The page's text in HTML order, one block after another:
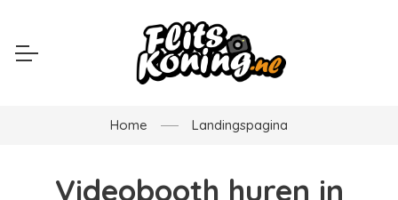
Home Landingspagina
Videobooth huren in